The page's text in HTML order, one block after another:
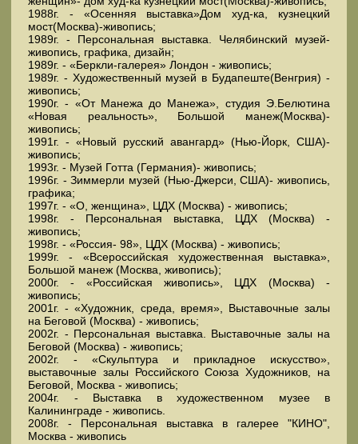
1988г. - «Осенняя выставка»Дом худ-ка, кузнецкий
мост(Москва)-живопись;
1989г. - Персональная выставка. Челябинский музей-
живопись, графика, дизайн;
1989г. - «Беркли-галерея» Лондон - живопись;
1989г. - Художественный музей в Будапеште(Венгрия) -
живопись;
1990г. - «От Манежа до Манежа», студия Э.Белютина
«Новая реальность», Большой манеж(Москва)-
живопись;
1991г. - «Новый русский авангард» (Нью-Йорк, США)-
живопись;
1993г. - Музей Готта (Германия)- живопись;
1996г. - Зиммерли музей (Нью-Джерси, США)- живопись,
графика;
1997г. - «О, женщина», ЦДХ (Москва) - живопись;
1998г. - Персональная выставка, ЦДХ (Москва) -
живопись;
1998г. - «Россия- 98», ЦДХ (Москва) - живопись;
1999г. - «Всероссийская художественная выставка»,
Большой манеж (Москва, живопись);
2000г. - «Российская живопись», ЦДХ (Москва) -
живопись;
2001г. - «Художник, среда, время», Выставочные залы
на Беговой (Москва) - живопись;
2002г. - Персональная выставка. Выставочные залы на
Беговой (Москва) - живопись;
2002г. - «Скульптура и прикладное искусство»,
выставочные залы Российского Союза Художников, на
Беговой, Москва - живопись;
2004г. - Выставка в художественном музее в
Калининграде - живопись.
2008г. - Персональная выставка в галерее "КИНО",
Москва - живопись